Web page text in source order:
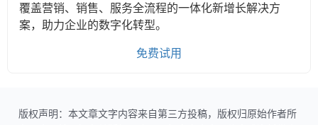
覆盖营销、销售、服务全流程的一体化新增长解决方
案，助力企业的数字化转型。
免费试用
版权声明：本文章文字内容来自第三方投稿，版权归原始作者所